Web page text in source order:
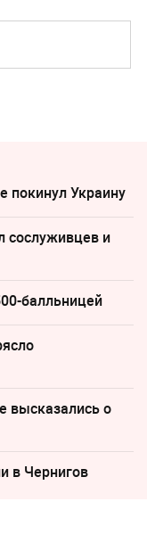
покинул Украину
сослуживцев и
балльницей
высказались о
в Чернигов